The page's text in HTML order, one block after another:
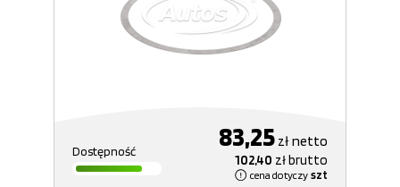
Dostępność 83,25 złnetto
102,40 złbrutto
cena dotyczy szt